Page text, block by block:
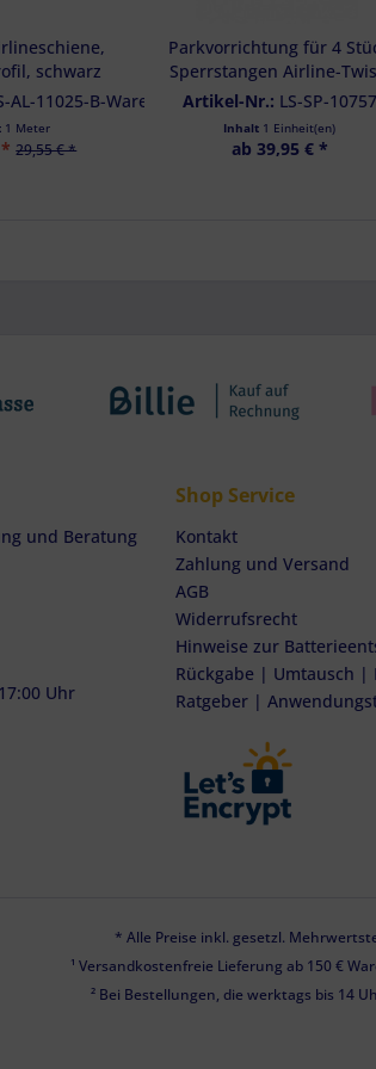
schwarz
1 m,
-B-Ware-
AL-11025-B-Ware
1 Meter
29,55 € *
Parkvorrichtung für 4
Sperrstangen Airline-
Beam, PEN Beam - 1 Set
Artikel-Nr.: LS-SP-10757
Inhalt 1 Einheit(en)
ab 39,95 € *
und Beratung
Uhr
Shop Service
Kontakt
Zahlung und Versand
AGB
Widerrufsrecht
Hinweise zur
Rückgabe | Umtausch |
Ratgeber |
* Alle Preise inkl. gesetzl.
¹ Versandkostenfreie Lieferung ab 150 €
² Bei Bestellungen, die werktags bis 14
Endgeräteeigenschaften zur